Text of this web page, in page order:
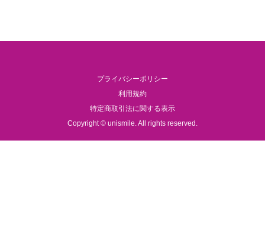
プライバシーポリシー
利用規約
特定商取引法に関する表示
Copyright © unismile. All rights reserved.